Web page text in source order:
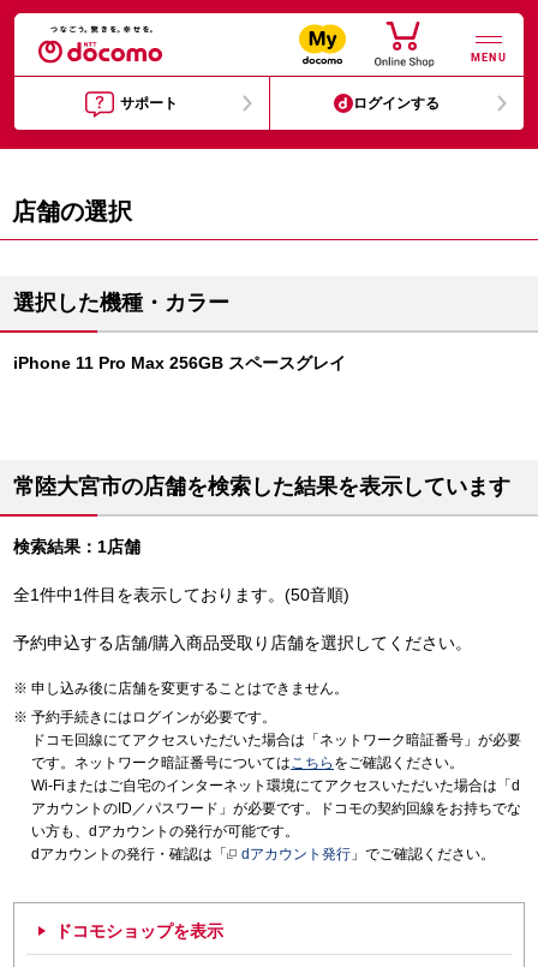
MENU
サポート ログインする
店舗の選択
選択した機種・カラー
iPhone 11 Pro Max 256GB スペースグレイ
常陸大宮市の店舗を検索した結果を表示しています
検索結果：1店舗
全1件中1件目を表示しております。(50音順)
予約申込する店舗/購入商品受取り店舗を選択してください。
申し込み後に店舗を変更することはできません。
予約手続きにはログインが必要です。
ドコモ回線にてアクセスいただいた場合は「ネットワーク暗証番号」が必要
です。ネットワーク暗証番号についてはこちら をご確認ください。
Wi-Fiまたはご自宅のインターネット環境にてアクセスいただいた場合は「d
アカウントのID／パスワード」が必要です。ドコモの契約回線をお持ちでな
い方も、dアカウントの発行が可能です。
dアカウントの発行・確認は「
dアカウント発行 」でご確認ください。
ドコモショップを表示